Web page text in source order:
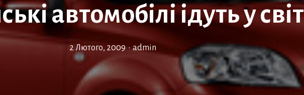
автомобілі ідуть у світ
2 Лютого, 2009 • admin